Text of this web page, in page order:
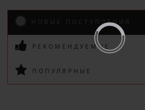
НОВЫЕ ПОСТУПЛЕНИЯ
РЕКОМЕНДУЕМЫЕ
ПОПУЛЯРНЫЕ